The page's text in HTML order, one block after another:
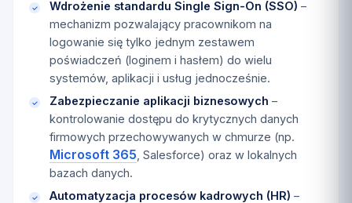
Wdrożenie standardu Single Sign-On (SSO) –
mechanizm pozwalający pracownikom na
logowanie się tylko jednym zestawem
poświadczeń (loginem i hasłem) do wielu
systemów, aplikacji i usług jednocześnie.
Zabezpieczanie aplikacji biznesowych –
kontrolowanie dostępu do krytycznych danych
firmowych przechowywanych w chmurze (np.
Microsoft 365 , Salesforce) oraz w lokalnych
bazach danych.
Automatyzacja procesów kadrowych (HR) –